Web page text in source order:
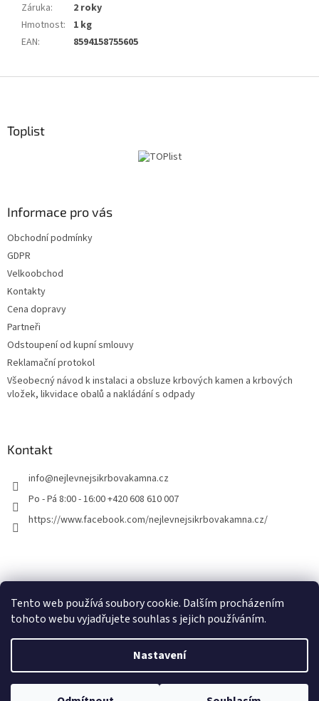
Tento web používá soubory cookie. Dalším procházením
tohoto webu vyjadřujete souhlas s jejich používáním.
Nastavení
Záruka:
2 roky
Hmotnost:
1 kg
EAN: 8594158755605
Toplist
Informace pro vás
Obchodní podmínky
GDPR
Velkoobchod
Kontakty
Cena dopravy
Partneři
Odstoupení od kupní smlouvy
Reklamační protokol
Všeobecný návod k instalaci a obsluze krbových kamen a krbových
vložek, likvidace obalů a nakládání s odpady
Kontakt
info@nejlevnejsikrbovakamna.cz
Po - Pá 8:00 - 16:00 +420 608 610 007
https://www.facebook.com/nejlevnejsikrbovakamna.cz/
Copyright 2026Nejlevnejsikrbovakamna.cz. Všechna práva